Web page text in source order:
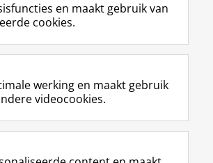
de RUG
F
a
e
b
o
p
L
i
k
e
I
-
R
S
-
f
e
R
I
n
t
r
m
Y
o
T
e
k
en maakt gebruik van
cookies.
werking en maakt gebruik
videocookies.